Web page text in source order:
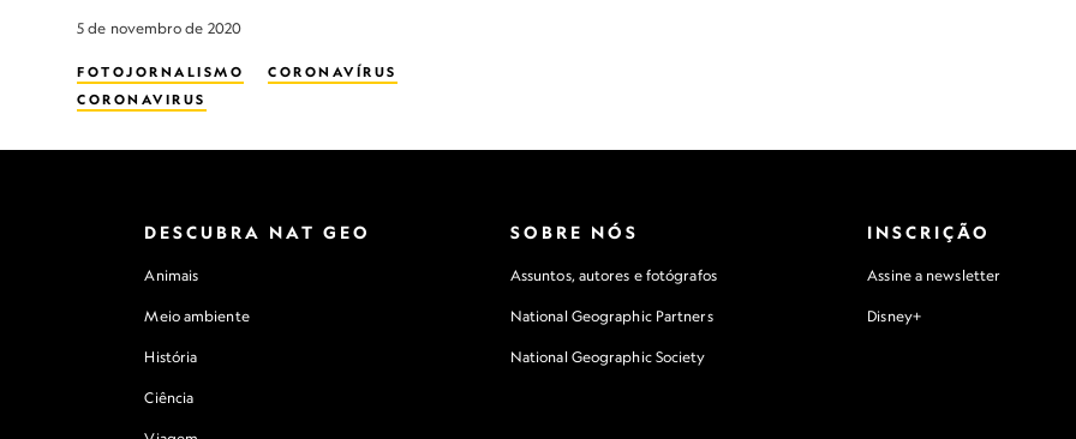
5 de novembro de 2020
FOTOJORNALISMO
CORONAVÍRUS
CORONAVIRUS
DESCUBRA NAT GEO
Animais
Meio ambiente
História
Ciência
SOBRE NÓS
Assuntos, autores e fotógrafos
National Geographic Partners
National Geographic Society
INSCRIÇÃO
Assine a newsletter
Disney+